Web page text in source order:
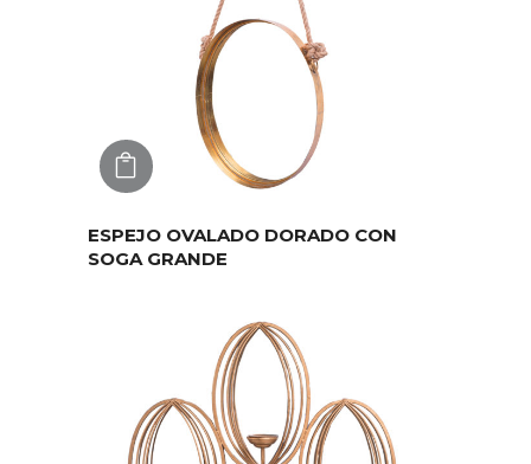
AGREGAR
ESPEJO OVALADO DORADO CON
SOGA GRANDE